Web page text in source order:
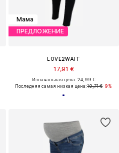
Мама
ПРЕДЛОЖЕНИЕ
LOVE2WAIT
17,91 €
Изначальная цена: 24,99 €
Последняя самая низкая цена:19,71 €-9%